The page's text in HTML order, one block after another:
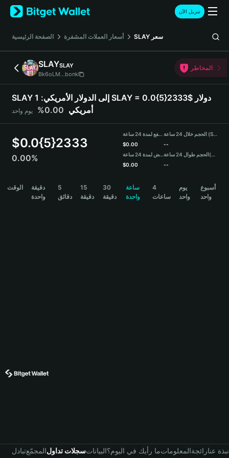
English
日本語
Русский
Español (Latinoamérica)
Türkçe
Deutsch
简体中文
Português (Portugal)
Bahasa Indonesia
বাংলা
تنزيل الآن
الصفحة الرئيسية أسعار العملات المشفرة SLAY سعر
SLAYSLAY
Bk6oLM...bonk
المخاطر
SLAY إلى الدولار الأمريكي: 1 SLAY = 0.0{5}2333$ دولار
أمريكي 0.00% يوم واحد
$0.0{5}2333
0.00%
مرتفع لمدة 24 ساعة
$0.00
منخفض لمدة 24 ساعة
$0.00
الحجم خلال 24 ساعة (SLAY)
--
الحجم طوال 24 ساعة(USDT)
--
الوقت
دقيقة
واحدة
5
دقائق
15
دقيقة
30
دقيقة
ساعة
واحدة
4
ساعات
يوم
واحد
أسبوع
واحد
تبادلالمجمّعسجلات تداولالبياناتما رأيك في اليوم؟المعلوماترائجةنبذة عنا